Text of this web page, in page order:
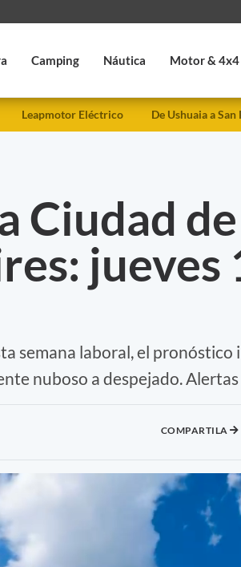
Camping Náutica Motor & 4x4
Leapmotor Eléctrico De Ushuaia a San
Ciudad de
jueves
semana laboral, el pronóstico
nuboso a despejado.
COMPARTILA